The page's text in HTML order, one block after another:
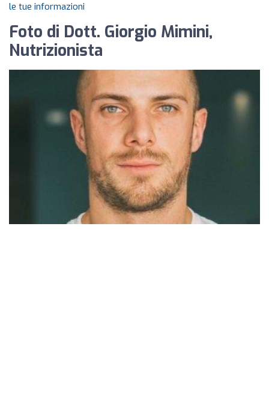
le tue informazioni
Foto di Dott. Giorgio Mimini,
Nutrizionista